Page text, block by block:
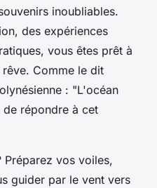
inoubliables.
des expériences
vous êtes prêt à
Comme le dit
: "L'océan
répondre à cet
vos voiles,
guider par le vent vers